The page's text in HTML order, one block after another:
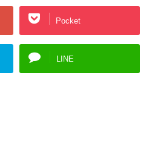
Pocket
LINE